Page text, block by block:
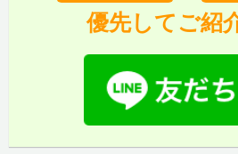
優先してご紹